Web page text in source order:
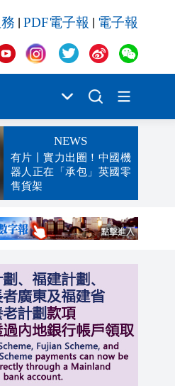
PDF電子報 電子報
NEWS
有片丨實力出圈！中國機
器人正在「承包」英國零
售貨架